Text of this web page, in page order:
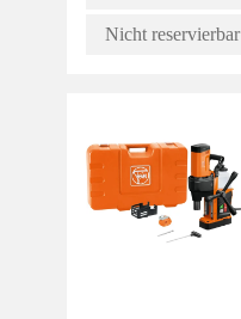
Nicht reservierbar